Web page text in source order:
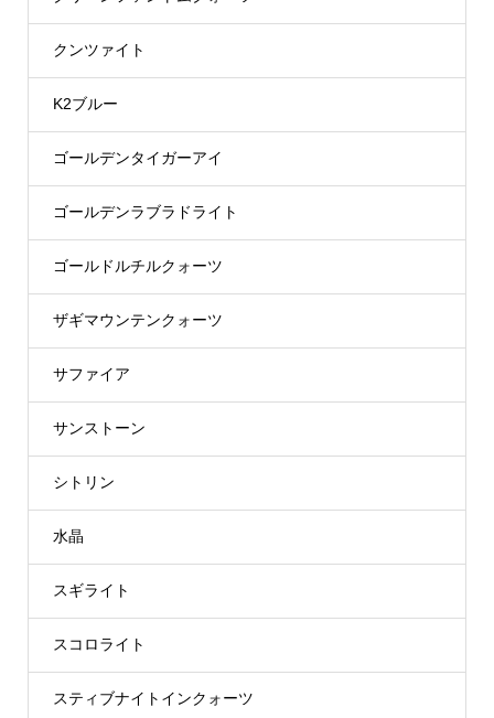
クンツァイト
K2ブルー
ゴールデンタイガーアイ
ゴールデンラブラドライト
ゴールドルチルクォーツ
ザギマウンテンクォーツ
サファイア
サンストーン
シトリン
水晶
スギライト
スコロライト
スティブナイトインクォーツ